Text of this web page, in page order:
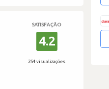
SATISFAÇÃO
4.2
254 visualizações